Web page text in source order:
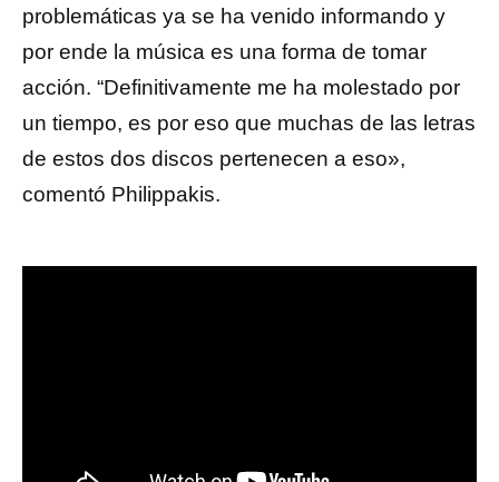
problemáticas ya se ha venido informando y
por ende la música es una forma de tomar
acción. “Definitivamente me ha molestado por
un tiempo, es por eso que muchas de las letras
de estos dos discos pertenecen a eso»,
comentó Philippakis.